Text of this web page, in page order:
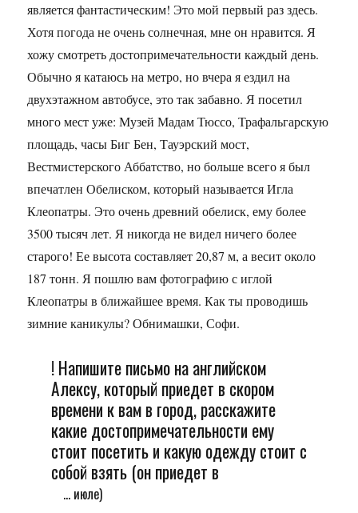
является фантастическим! Это мой первый раз здесь.
Хотя погода не очень солнечная, мне он нравится. Я
хожу смотреть достопримечательности каждый день.
Обычно я катаюсь на метро, но вчера я ездил на
двухэтажном автобусе, это так забавно. Я посетил
много мест уже: Музей Мадам Тюссо, Трафальгарскую
площадь, часы Биг Бен, Тауэрский мост,
Вестмистерского Аббатство, но больше всего я был
впечатлен Обелиском, который называется Игла
Клеопатры. Это очень древний обелиск, ему более
3500 тысяч лет. Я никогда не видел ничего более
старого! Ее высота составляет 20,87 м, а весит около
187 тонн. Я пошлю вам фотографию с иглой
Клеопатры в ближайшее время. Как ты проводишь
зимние каникулы? Обнимашки, Софи.
! Напишите письмо на английском
Алексу, который приедет в скором
времени к вам в город, расскажите
какие достопримечательности ему
стоит посетить и какую одежду стоит с
собой взять (он приедет в
... июле)